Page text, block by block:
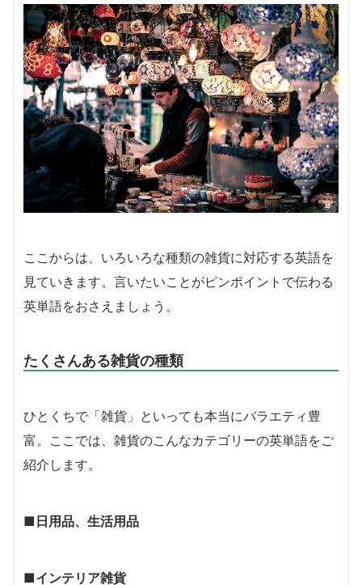
ここからは、いろいろな種類の雑貨に対応する英語を
見ていきます。言いたいことがピンポイントで伝わる
英単語をおさえましょう。
たくさんある雑貨の種類
ひとくちで「雑貨」といっても本当にバラエティ豊
富。ここでは、雑貨のこんなカテゴリーの英単語をご
紹介します。
■日用品、生活用品
■インテリア雑貨